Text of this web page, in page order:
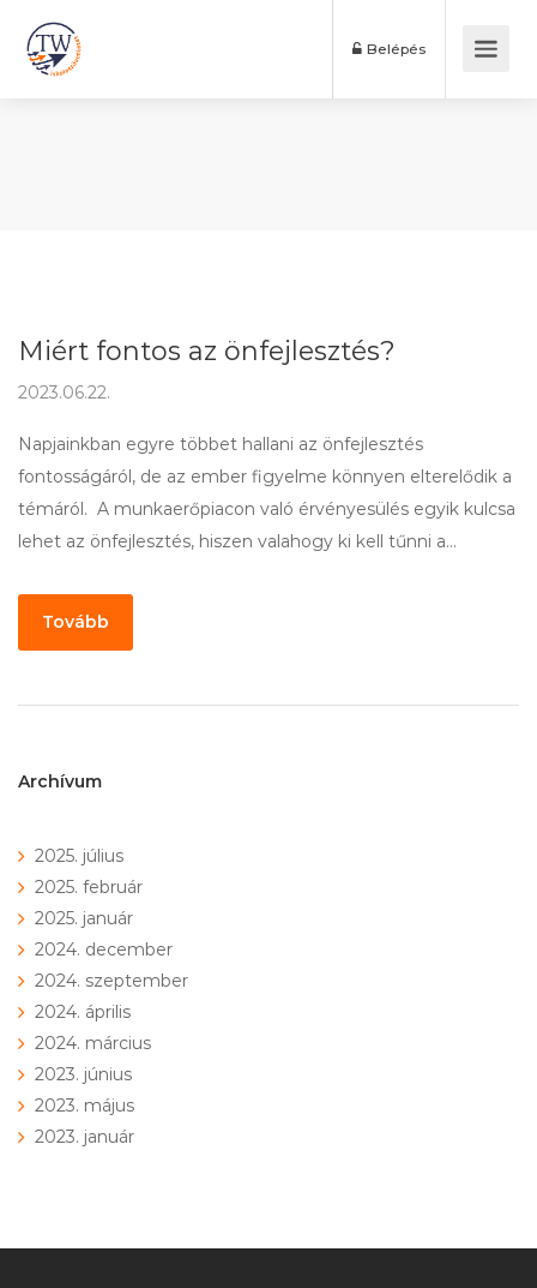
Belépés
Miért fontos az önfejlesztés?
2023.06.22.
Napjainkban egyre többet hallani az önfejlesztés
fontosságáról, de az ember figyelme könnyen elterelődik a
témáról. A munkaerőpiacon való érvényesülés egyik kulcsa
lehet az önfejlesztés, hiszen valahogy ki kell tűnni a…
Tovább
Archívum
2025. július
2025. február
2025. január
2024. december
2024. szeptember
2024. április
2024. március
2023. június
2023. május
2023. január